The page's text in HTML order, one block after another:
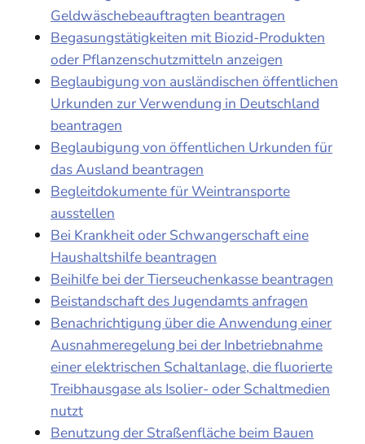
Geldwäschebeauftragten beantragen
Begasungstätigkeiten mit Biozid-Produkten
oder Pflanzenschutzmitteln anzeigen
Beglaubigung von ausländischen öffentlichen
Urkunden zur Verwendung in Deutschland
beantragen
Beglaubigung von öffentlichen Urkunden für
das Ausland beantragen
Begleitdokumente für Weintransporte
ausstellen
Bei Krankheit oder Schwangerschaft eine
Haushaltshilfe beantragen
Beihilfe bei der Tierseuchenkasse beantragen
Beistandschaft des Jugendamts anfragen
Benachrichtigung über die Anwendung einer
Ausnahmeregelung bei der Inbetriebnahme
einer elektrischen Schaltanlage, die fluorierte
Treibhausgase als Isolier- oder Schaltmedien
nutzt
Benutzung der Straßenfläche beim Bauen